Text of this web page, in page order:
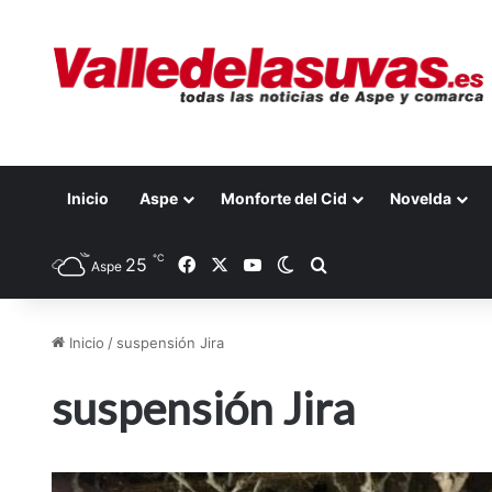
Inicio Aspe Monforte del Cid Novelda
Aspe 25 ℃ FacebookYouTubeSwitch skin
Inicio / suspensión Jira
suspensión Jira